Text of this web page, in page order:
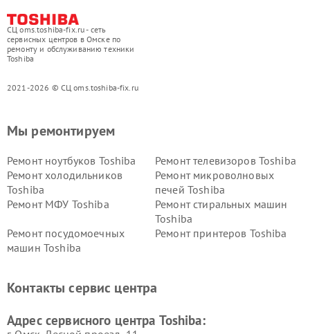
СЦ oms.toshiba-fix.ru - сеть
сервисных центров в Омске по
ремонту и обслуживанию техники
Toshiba
2021-2026 © СЦ oms.toshiba-fix.ru
Мы ремонтируем
Ремонт ноутбуков Toshiba
Ремонт телевизоров Toshiba
Ремонт холодильников
Toshiba
Ремонт микроволновых
печей Toshiba
Ремонт МФУ Toshiba
Ремонт стиральных машин
Toshiba
Ремонт посудомоечных
машин Toshiba
Ремонт принтеров Toshiba
Контакты сервис центра
Адрес сервисного центра Toshiba: